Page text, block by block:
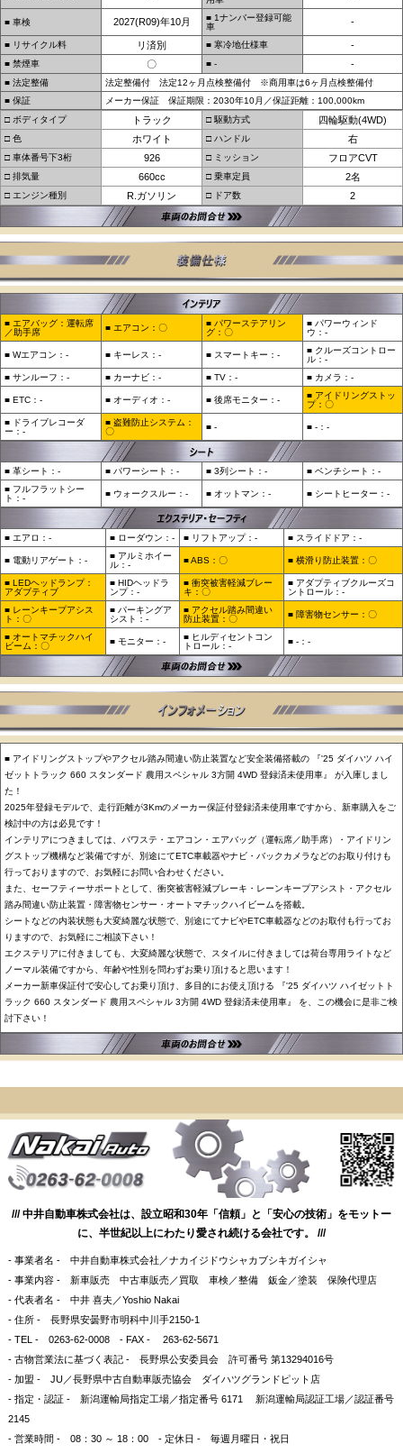
■ 車検 2027(R09)年10月
■ 1ナンバー登録可能
車
-
■ リサイクル料 リ済別 ■ 寒冷地仕様車 -
■ 禁煙車 〇 ■ - -
■ 法定整備
法定整備付 法定12ヶ月点検整備付 ※商用車は6ヶ月点検整備付
■ 保証
メーカー保証 保証期限：2030年10月／保証距離：100,000km
□ ボディタイプ
トラック □ 駆動方式 四輪駆動(4WD)
□ 色 ホワイト □ ハンドル 右
□ 車体番号下3桁 926 □ ミッション フロアCVT
□ 排気量 660cc □ 乗車定員 2名
□ エンジン種別 R.ガソリン □ ドア数 2
■ エアバッグ：運転席
／助手席
■ エアコン：〇
■ パワーステアリン
グ：〇
■ パワーウィンド
ウ：-
■ Wエアコン：- ■ キーレス：- ■ スマートキー：-
■ クルーズコントロー
ル：-
■ サンルーフ：-
■ カーナビ：- ■ TV：- ■ カメラ：-
■ ETC：- ■ オーディオ：- ■ 後席モニター：-
■ アイドリングストッ
プ：〇
■ ドライブレコーダ
ー：‐
■ 盗難防止システム：
〇
■ - ■ -：-
■ 革シート：- ■ パワーシート：- ■ 3列シート：-
■ ベンチシート：-
■ フルフラットシー
ト：-
■ ウォークスルー：- ■ オットマン：- ■ シートヒーター：-
■ エアロ：- ■ ローダウン：- ■ リフトアップ：‐ ■ スライドドア：-
■ 電動リアゲート：-
■ アルミホイー
ル：-
■ ABS：〇 ■ 横滑り防止装置：〇
■ LEDヘッドランプ：
アダブティブ
■ HIDヘッドラ
ンプ：-
■ 衝突被害軽減ブレー
キ：〇
■ アダプティブクルーズコ
ントロール：-
■ レーンキープアシス
ト：〇
■ パーキングア
シスト：-
■ アクセル踏み間違い
防止装置：〇
■ 障害物センサー：〇
■ オートマチックハイ
ビーム：〇
■ モニター：-
■ ヒルディセントコン
トロール：-
■ -：-
■ アイドリングストップやアクセル踏み間違い防止装置など安全装備搭載の 『'25 ダイハツ ハイ
ゼットトラック 660 スタンダード 農用スペシャル 3方開 4WD 登録済未使用車』 が入庫しまし
た！
2025年登録モデルで、走行距離が3Kmのメーカー保証付登録済未使用車ですから、新車購入をご
検討中の方は必見です！
インテリアにつきましては、パワステ・エアコン・エアバッグ（運転席／助手席）・アイドリン
グストップ機構など装備ですが、別途にてETC車載器やナビ・バックカメラなどのお取り付けも
行っておりますので、お気軽にお問い合わせください。
また、セーフティーサポートとして、衝突被害軽減ブレーキ・レーンキープアシスト・アクセル
踏み間違い防止装置・障害物センサー・オートマチックハイビームを搭載。
シートなどの内装状態も大変綺麗な状態で、別途にてナビやETC車載器などのお取付も行ってお
りますので、お気軽にご相談下さい！
エクステリアに付きましても、大変綺麗な状態で、スタイルに付きましては荷台専用ライトなど
ノーマル装備ですから、年齢や性別を問わずお乗り頂けると思います！
メーカー新車保証付で安心してお乗り頂け、多目的にお使え頂ける 『'25 ダイハツ ハイゼットト
ラック 660 スタンダード 農用スペシャル 3方開 4WD 登録済未使用車』 を、この機会に是非ご検
討下さい！
/// 中井自動車株式会社は、設立昭和30年「信頼」と「安心の技術」をモットー
に、半世紀以上にわたり愛され続ける会社です。 ///
- 事業者名 - 中井自動車株式会社／ナカイジドウシャカブシキガイシャ
- 事業内容 - 新車販売 中古車販売／買取 車検／整備 鈑金／塗装 保険代理店
- 代表者名 - 中井 喜夫／Yoshio Nakai
- 住所 - 長野県安曇野市明科中川手2150-1
- TEL - 0263-62-0008 - FAX - 263-62-5671
- 古物営業法に基づく表記 - 長野県公安委員会 許可番号 第13294016号
- 加盟 - JU／長野県中古自動車販売協会 ダイハツグランドピット店
- 指定・認証 - 新潟運輸局指定工場／指定番号 6171 新潟運輸局認証工場／認証番号
2145
- 営業時間 - 08：30 ～ 18：00 - 定休日 - 毎週月曜日・祝日